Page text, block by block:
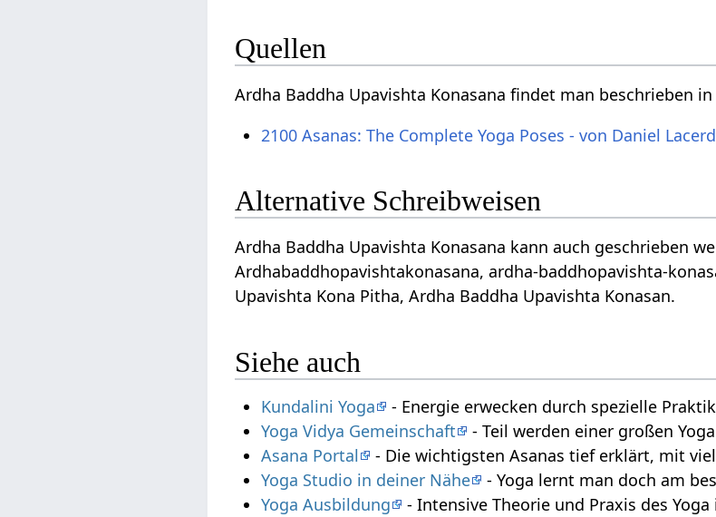
Quellen
Ardha Baddha Upavishta Konasana findet man beschrieben
2100 Asanas: The Complete Yoga Poses - von Daniel
Alternative Schreibweisen
Ardha Baddha Upavishta Konasana kann auch geschrieben
Ardhabaddhopavishtakonasana, ardha-baddhopavishta-
Upavishta Kona Pitha, Ardha Baddha Upavishta Konasan.
Siehe auch
Kundalini Yoga
- Energie erwecken durch spezielle
Yoga Vidya Gemeinschaft
- Teil werden einer großen
Asana Portal
- Die wichtigsten Asanas tief erklärt, mit
Yoga Studio in deiner Nähe
- Yoga lernt man doch am
Yoga Ausbildung
- Intensive Theorie und Praxis des